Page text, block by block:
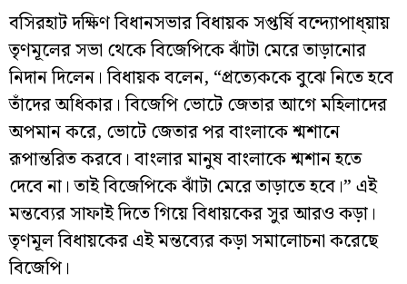
বসিরহাট দক্ষিণ বিধানসভার বিধায়ক সপ্তর্ষি বন্দ্যোপাধ্য়ায়
তৃণমূলের সভা থেকে বিজেপিকে ঝাঁটা মেরে তাড়ানোর
নিদান দিলেন। বিধায়ক বলেন, “প্রত্যেককে বুঝে নিতে হবে
তাঁদের অধিকার। বিজেপি ভোটে জেতার আগে মহিলাদের
অপমান করে, ভোটে জেতার পর বাংলাকে শ্মশানে
রূপান্তরিত করবে। বাংলার মানুষ বাংলাকে শ্মশান হতে
দেবে না। তাই বিজেপিকে ঝাঁটা মেরে তাড়াতে হবে।” এই
মন্তব্যের সাফাই দিতে গিয়ে বিধায়কের সুর আরও কড়া।
তৃণমূল বিধায়কের এই মন্তব্যের কড়া সমালোচনা করেছে
বিজেপি।